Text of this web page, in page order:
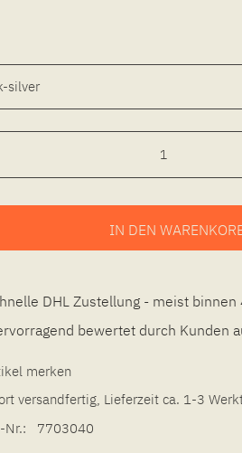
IN DEN
DHL Zustellung - meist binnen
bewertet durch Kunden
merken
versandfertig, Lieferzeit ca. 1-3
Nr.:
7703040